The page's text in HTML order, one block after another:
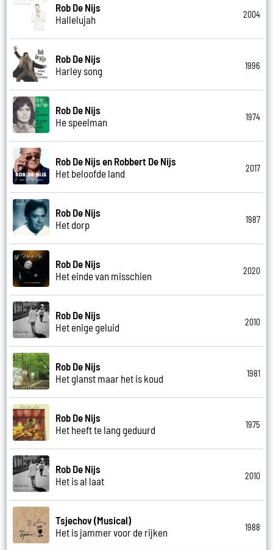
Rob De Nijs
Hallelujah
2004
Rob De Nijs
Harley song
1996
Rob De Nijs
He speelman
1974
Rob De Nijs en Robbert De Nijs
Het beloofde land
2017
Rob De Nijs
Het dorp
1987
Rob De Nijs
Het einde van misschien
2020
Rob De Nijs
Het enige geluid
2010
Rob De Nijs
Het glanst maar het is koud
1981
Rob De Nijs
Het heeft te lang geduurd
1975
Rob De Nijs
Het is al laat
2010
Tsjechov (Musical)
Het is jammer voor de rijken
1988